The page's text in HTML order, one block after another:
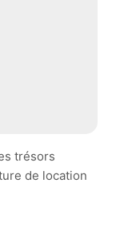
trésors
de location